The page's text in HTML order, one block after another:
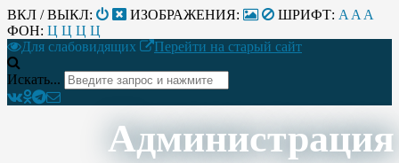
ВКЛ / ВЫКЛ: ИЗОБРАЖЕНИЯ: ШРИФТ: A A A
ФОН: Ц Ц Ц Ц
Для слабовидящих
Перейти на старый сайт
Искать...
Администрация